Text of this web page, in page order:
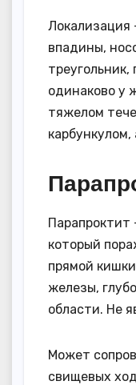
впадины,
одинаково у
тяжелом
Парапроктит
который
прямой
железы,
области. Не
Может
свищевых